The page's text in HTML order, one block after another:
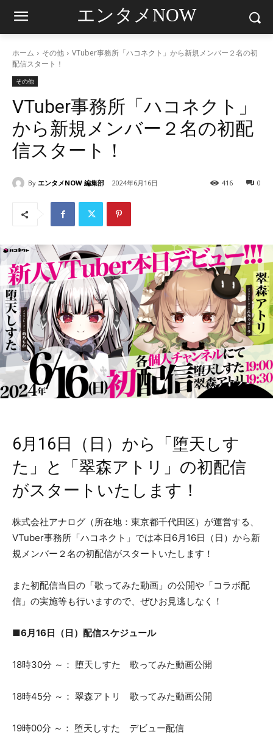
エンタメNOW
ホーム その他
VTuber事務所「ハコネクト」から新規メンバー２名の初
配信スタート！
その他
VTuber事務所「ハコネクト」
から新規メンバー２名の初配
信スタート！
By エンタメNOW 編集部 2024年6月16日 0
416
6月16日（日）から「堕天しす
た」と「翠森アトリ」の初配信
がスタートいたします！
株式会社アナログ（所在地：東京都千代田区）が運営する、
VTuber事務所「ハコネクト」では本日6月16日（日）から新
規メンバー２名の初配信がスタートいたします！
また初配信当日の「歌ってみた動画」の公開や「コラボ配
信」の実施等も行いますので、ぜひお見逃しなく！
■6月16日（日）配信スケジュール
18時30分 ～： 堕天しすた 歌ってみた動画公開
18時45分 ～： 翠森アトリ 歌ってみた動画公開
19時00分 ～： 堕天しすた デビュー配信